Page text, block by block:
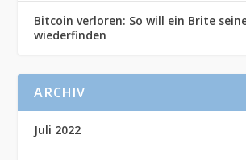
Bitcoin verloren: So will ein Brite
wiederfinden
ARCHIV
Juli 2022